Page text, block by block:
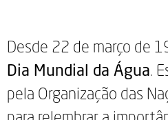
Desde 22 de março de
Dia Mundial da Água.
pela Organização das